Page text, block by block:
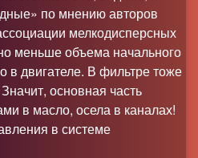
по мнению авторов
мелкодисперсных
меньше объема начального
в двигателе. В фильтре тоже
основная часть
в масло, осела в каналах!
в системе